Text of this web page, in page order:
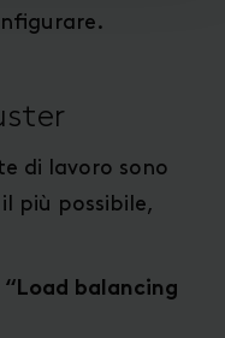
di lavoro sono
più possibile,
balancing